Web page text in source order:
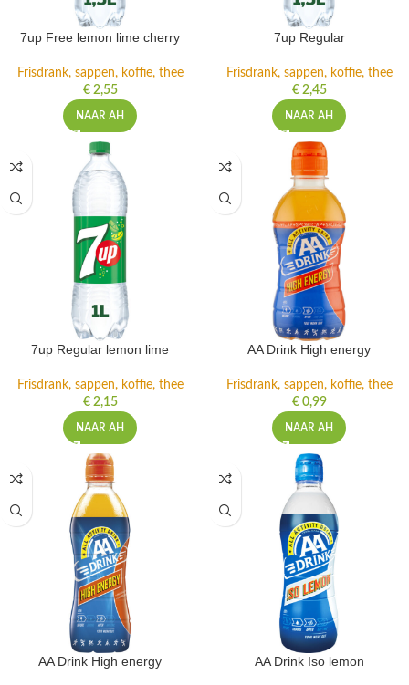
7up Free lemon lime cherry
Frisdrank, sappen, koffie, thee
€2,55
NAAR AH
7up Regular
Frisdrank, sappen, koffie, thee
€2,45
NAAR AH
7up Regular lemon lime
Frisdrank, sappen, koffie, thee
€2,15
NAAR AH
AA Drink High energy
Frisdrank, sappen, koffie, thee
€0,99
NAAR AH
AA Drink High energy AA Drink Iso lemon